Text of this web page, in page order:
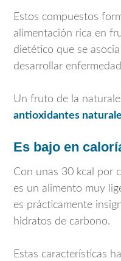
Estos compuestos
alimentación rica en
dietético que se
desarrollar
Un fruto de la
antioxidantes
Es bajo en
Con unas 30 kcal por
es un alimento muy
es prácticamente
hidratos de carbono.
Estas características